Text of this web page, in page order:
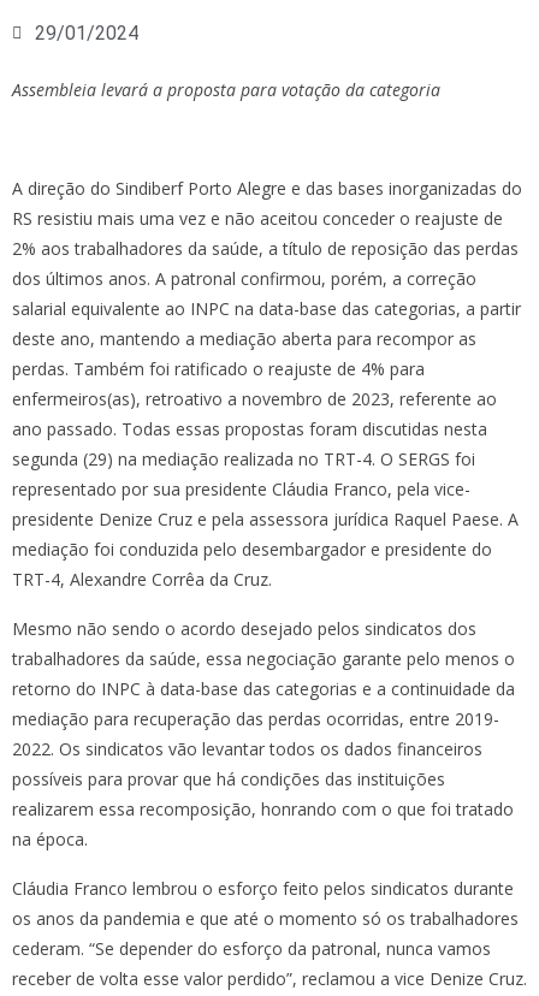
29/01/2024
Assembleia levará a proposta para votação da categoria
A direção do Sindiberf Porto Alegre e das bases inorganizadas do
RS resistiu mais uma vez e não aceitou conceder o reajuste de
2% aos trabalhadores da saúde, a título de reposição das perdas
dos últimos anos. A patronal confirmou, porém, a correção
salarial equivalente ao INPC na data-base das categorias, a partir
deste ano, mantendo a mediação aberta para recompor as
perdas. Também foi ratificado o reajuste de 4% para
enfermeiros(as), retroativo a novembro de 2023, referente ao
ano passado. Todas essas propostas foram discutidas nesta
segunda (29) na mediação realizada no TRT-4. O SERGS foi
representado por sua presidente Cláudia Franco, pela vice-
presidente Denize Cruz e pela assessora jurídica Raquel Paese. A
mediação foi conduzida pelo desembargador e presidente do
TRT-4, Alexandre Corrêa da Cruz.
Mesmo não sendo o acordo desejado pelos sindicatos dos
trabalhadores da saúde, essa negociação garante pelo menos o
retorno do INPC à data-base das categorias e a continuidade da
mediação para recuperação das perdas ocorridas, entre 2019-
2022. Os sindicatos vão levantar todos os dados financeiros
possíveis para provar que há condições das instituições
realizarem essa recomposição, honrando com o que foi tratado
na época.
Cláudia Franco lembrou o esforço feito pelos sindicatos durante
os anos da pandemia e que até o momento só os trabalhadores
cederam. “Se depender do esforço da patronal, nunca vamos
receber de volta esse valor perdido”, reclamou a vice Denize Cruz.